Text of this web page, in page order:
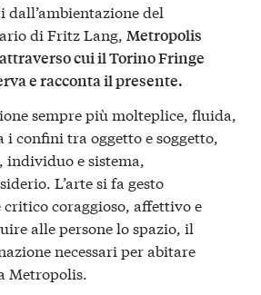
dall’ambientazione del
di Fritz Lang, Metropolis
cui il Torino Fringe
e racconta il presente.
sempre più molteplice, fluida,
i confini tra oggetto e soggetto,
individuo e sistema,
L’arte si fa gesto
coraggioso, affettivo e
alle persone lo spazio, il
necessari per abitare
Metropolis.